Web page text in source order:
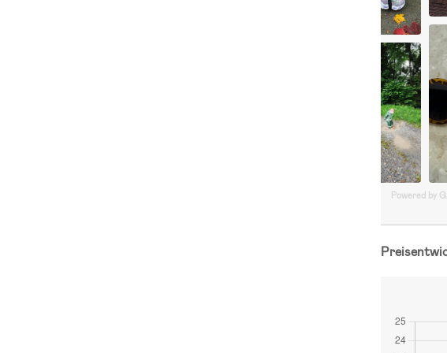
Powered by